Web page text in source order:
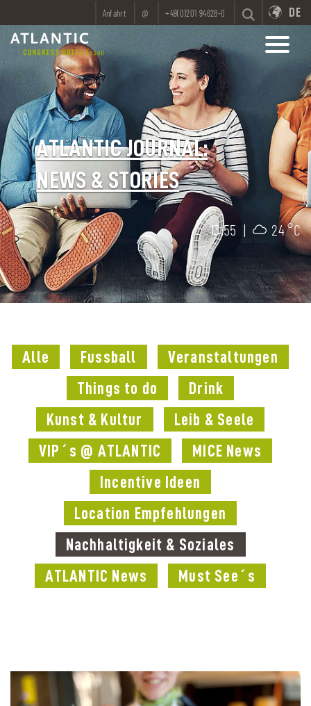
Anfahrt @ +49(0)201 94628-0 DE
ATLANTIC JOURNAL:
NEWS & STORIES
13:55 | 24 °C
Alle Fussball
Veranstaltungen
Things to do
Drink
Kunst & Kultur
Leib & Seele
VIP´s @ ATLANTIC
MICE News
Incentive Ideen
Location Empfehlungen
Nachhaltigkeit & Soziales
ATLANTIC News
Must See´s